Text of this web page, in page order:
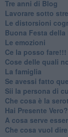
​Tre anni di Blog
​Lavorare sotto
​Le distorsioni
​Buona Festa
Le emozioni
​Ce la posso fare!!!
​Cose delle quali
​La famiglia
​Se avessi fatto
​Sii la persona di
Che cosa è la
​Hai Presente Vero?
A cosa serve
​Che cosa vuol